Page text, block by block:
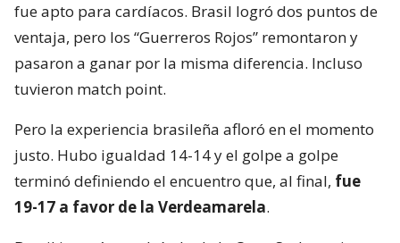
fue apto para cardíacos. Brasil logró dos puntos de
ventaja, pero los “Guerreros Rojos” remontaron y
pasaron a ganar por la misma diferencia. Incluso
tuvieron match point.
Pero la experiencia brasileña afloró en el momento
justo. Hubo igualdad 14-14 y el golpe a golpe
terminó definiendo el encuentro que, al final, fue
19-17 a favor de la Verdeamarela.